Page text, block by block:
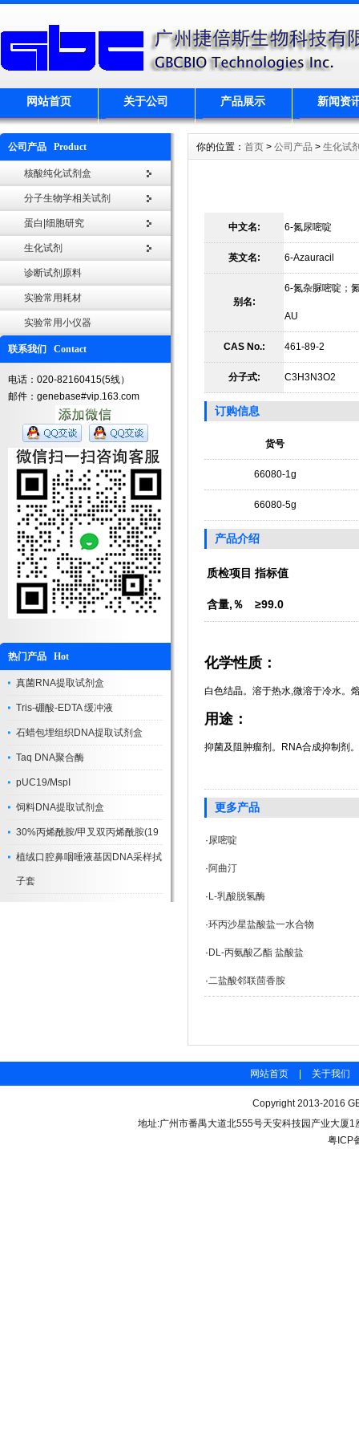
网站首页 关于公司 产品展示 新闻资
公司产品 Product
核酸纯化试剂盒
分子生物学相关试剂
蛋白|细胞研究
生化试剂
诊断试剂原料
实验常用耗材
实验常用小仪器
联系我们 Contact
电话：020-82160415(5线）
邮件：genebase#vip.163.com
热门产品 Hot
真菌RNA提取试剂盒
Tris-硼酸-EDTA 缓冲液
石蜡包埋组织DNA提取试剂盒
Taq DNA聚合酶
pUC19/MspI
饲料DNA提取试剂盒
30%丙烯酰胺/甲叉双丙烯酰胺(19
植绒口腔鼻咽唾液基因DNA采样拭
子套
你的位置： 首页 > 公司产品 > 生化试
中文名: 6-氮尿嘧啶
英文名: 6-Azauracil
别名:
6-氮杂脲嘧啶；
AU
CAS No.: 461-89-2
分子式: C3H3N3O2
订购信息
货号
66080-1g
66080-5g
产品介绍
质检项目 指标值
含量,％ ≥99.0
化学性质：
白色结晶。溶于热水,微溶于冷水。
用途：
抑菌及阻肿瘤剂。RNA合成抑制剂。
更多产品
·尿嘧啶
·阿曲汀
· L-乳酸脱氢酶
·环丙沙星盐酸盐一水合物
· DL-丙氨酸乙酯 盐酸盐
·二盐酸邻联茴香胺
网站首页 关于我们
Copyright 2013-2016
地址:广州市番禺大道北555号天安科技园产业大厦
粤ICP